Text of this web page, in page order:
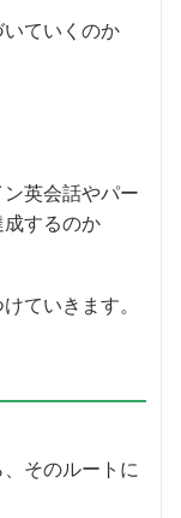
ていくのか
英会話やパー
するのか
ていきます。
そのルートに